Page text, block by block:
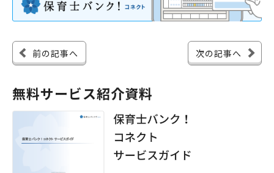
前の記事へ 次の記事へ
無料サービス紹介資料